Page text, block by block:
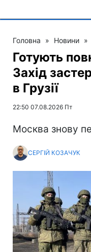
Головна » Новини »
Готують
Захід
в Грузії
22:50 07.08.2026 Пт
Москва знову
СЕРГІЙ КОЗАЧУК